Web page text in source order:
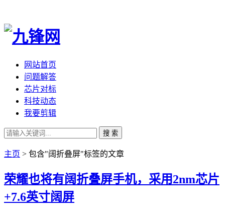
网站首页
问题解答
芯片对标
科技动态
我要剪辑
搜 索
主页 > 包含"阔折叠屏"标签的文章
荣耀也将有阔折叠屏手机，采用2nm芯片
+7.6英寸阔屏